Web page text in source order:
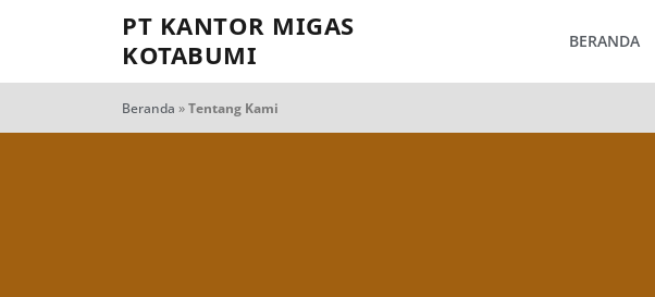
PT KANTOR MIGAS
KOTABUMI
BERANDA
Beranda »Tentang Kami